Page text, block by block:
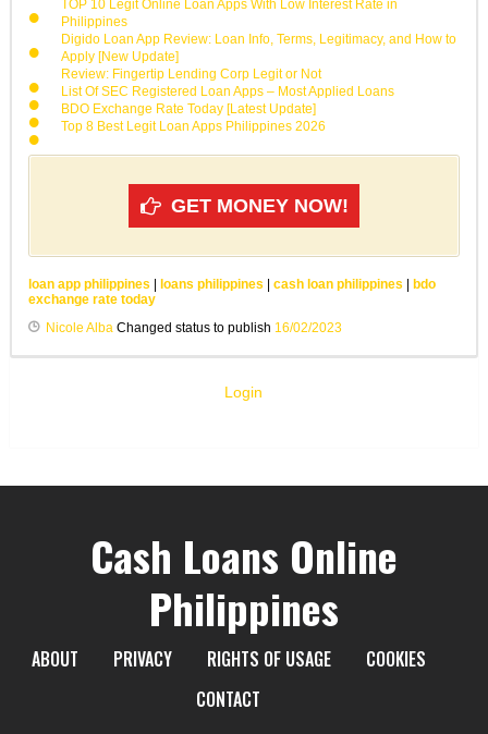
TOP 10 Legit Online Loan Apps With Low Interest Rate in
Philippines
Digido Loan App Review: Loan Info, Terms, Legitimacy, and How to
Apply [New Update]
Review: Fingertip Lending Corp Legit or Not
List Of SEC Registered Loan Apps – Most Applied Loans
BDO Exchange Rate Today [Latest Update]
Top 8 Best Legit Loan Apps Philippines 2026
GET MONEY NOW!
loan app philippines loans philippines cash loan philippines
bdo
exchange rate today
Nicole AlbaChanged status to publish 16/02/2023
Login
Cash Loans Online
Philippines
ABOUT PRIVACY RIGHTS OF USAGE
COOKIES
CONTACT